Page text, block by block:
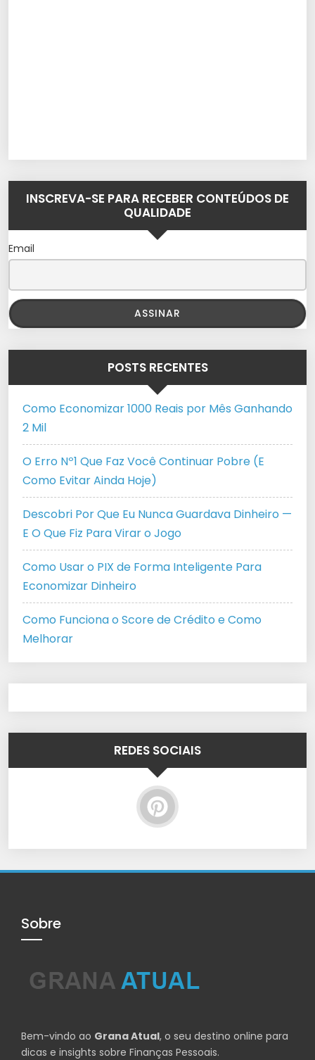
INSCREVA-SE PARA RECEBER CONTEÚDOS DE
QUALIDADE
Email
POSTS RECENTES
Como Economizar 1000 Reais por Mês Ganhando
2 Mil
O Erro Nº1 Que Faz Você Continuar Pobre (E
Como Evitar Ainda Hoje)
Descobri Por Que Eu Nunca Guardava Dinheiro —
E O Que Fiz Para Virar o Jogo
Como Usar o PIX de Forma Inteligente Para
Economizar Dinheiro
Como Funciona o Score de Crédito e Como
Melhorar
REDES SOCIAIS
Sobre
Bem-vindo ao Grana Atual, o seu destino online para
dicas e insights sobre Finanças Pessoais.